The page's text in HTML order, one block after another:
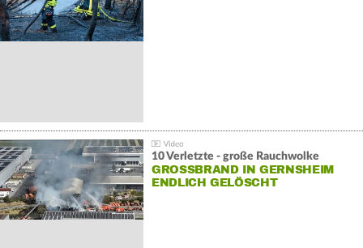
10 Verletzte - große Rauchwolke
GROSSBRAND IN GERNSHEIM E
NDLICH GELÖSCHT